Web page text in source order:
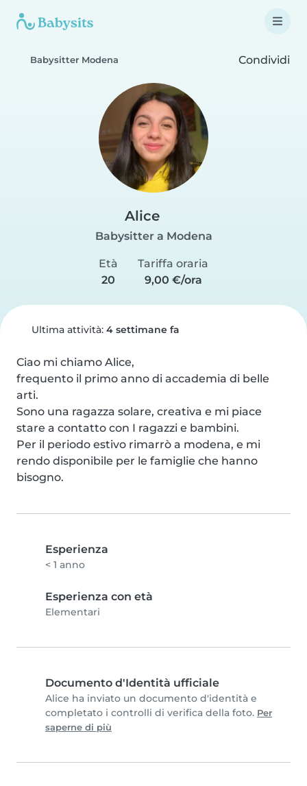
Babysitter Modena Condividi
Alice
Babysitter a Modena
Età
20
Tariffa oraria
9,00 €/ora
Ultima attività: 4 settimane fa
Ciao mi chiamo Alice,
frequento il primo anno di accademia di belle
arti.
Sono una ragazza solare, creativa e mi piace
stare a contatto con I ragazzi e bambini.
Per il periodo estivo rimarrò a modena, e mi
rendo disponibile per le famiglie che hanno
bisogno.
Esperienza
< 1 anno
Esperienza con età
Elementari
Documento d'Identità ufficiale
Alice ha inviato un documento d'identità e
completato i controlli di verifica della foto. Per
saperne di più